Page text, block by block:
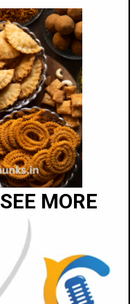
MORE